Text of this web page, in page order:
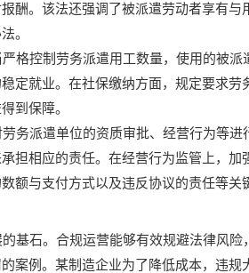
酬。该法还强调了被派遣劳动者享有
。
控制劳务派遣用工数量，使用的被派
定就业。在社保缴纳方面，规定要求
到保障。
派遣单位的资质审批、经营行为等进
担相应的责任。在经营行为监管上，
与支付方式以及违反协议的责任等关
石。合规运营能够有效规避法律风
案例。某制造企业为了降低成本，违